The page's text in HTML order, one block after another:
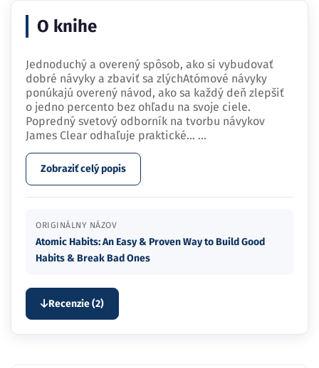
O knihe
Jednoduchý a overený spôsob, ako si vybudovať
dobré návyky a zbaviť sa zlýchAtómové návyky
ponúkajú overený návod, ako sa každý deň zlepšiť
o jedno percento bez ohľadu na svoje ciele.
Popredný svetový odborník na tvorbu návykov
James Clear odhaľuje praktické… ...
Zobraziť celý popis
ORIGINÁLNY NÁZOV
Atomic Habits: An Easy & Proven Way to Build Good
Habits & Break Bad Ones
Recenzie (2)